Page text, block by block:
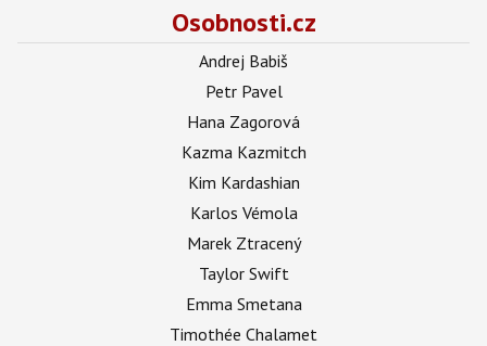
Osobnosti.cz
Andrej Babiš
Petr Pavel
Hana Zagorová
Kazma Kazmitch
Kim Kardashian
Karlos Vémola
Marek Ztracený
Taylor Swift
Emma Smetana
Timothée Chalamet